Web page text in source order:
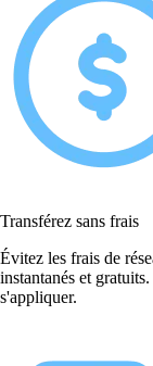
Transférez sans frais
Évitez les frais de
instantanés et
s'appliquer.